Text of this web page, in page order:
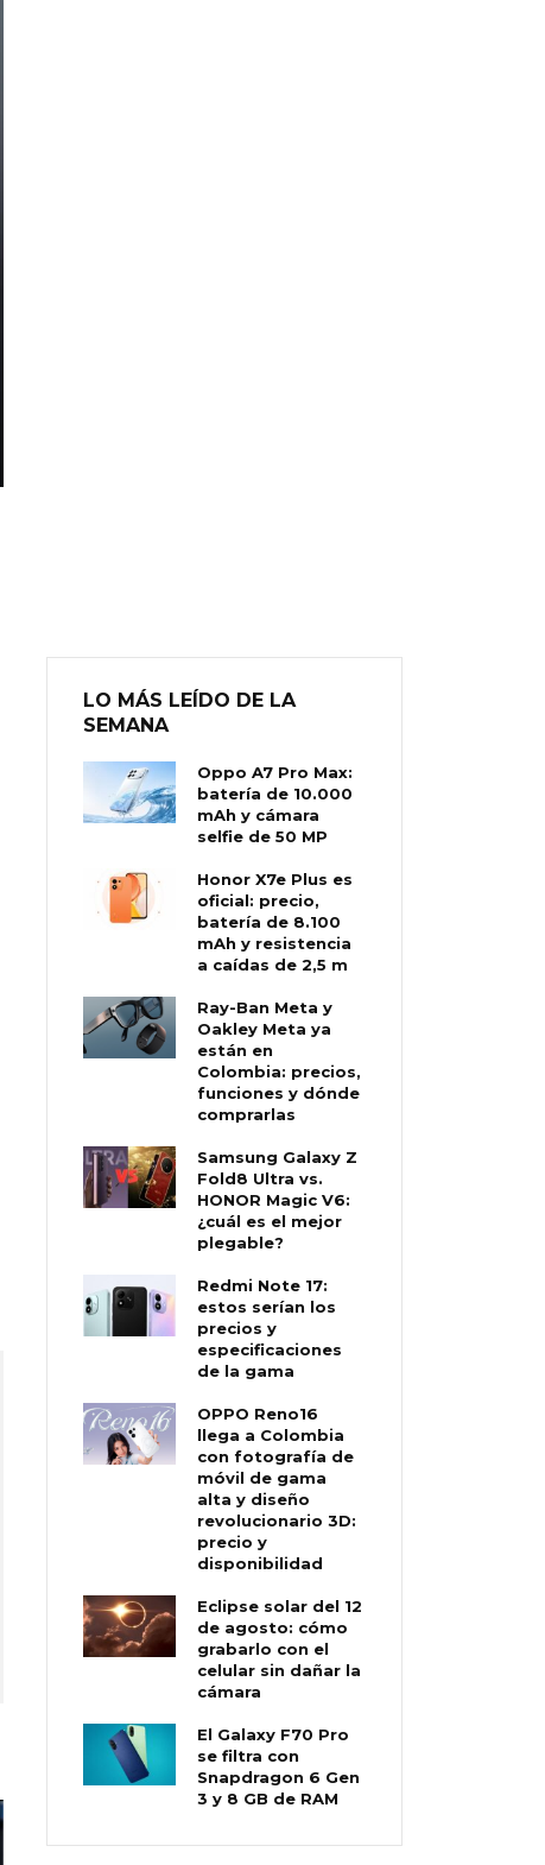
LO MÁS LEÍDO DE LA
SEMANA
Oppo A7 Pro Max:
batería de 10.000
mAh y cámara
selfie de 50 MP
Honor X7e Plus es
oficial: precio,
batería de 8.100
mAh y resistencia
a caídas de 2,5 m
Ray-Ban Meta y
Oakley Meta ya
están en
Colombia: precios,
funciones y dónde
comprarlas
Samsung Galaxy Z
Fold8 Ultra vs.
HONOR Magic V6:
¿cuál es el mejor
plegable?
Redmi Note 17:
estos serían los
precios y
especificaciones
de la gama
OPPO Reno16
llega a Colombia
con fotografía de
móvil de gama
alta y diseño
revolucionario 3D:
precio y
disponibilidad
Eclipse solar del 12
de agosto: cómo
grabarlo con el
celular sin dañar la
cámara
El Galaxy F70 Pro
se filtra con
Snapdragon 6 Gen
3 y 8 GB de RAM